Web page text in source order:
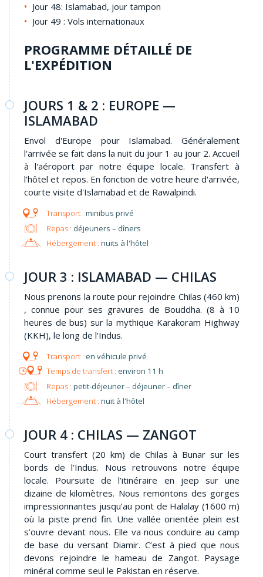
Jour 48: Islamabad, jour tampon
Jour 49 : Vols internationaux
PROGRAMME DÉTAILLÉ DE
L'EXPÉDITION
JOURS 1 & 2 : EUROPE —
ISLAMABAD
Envol d'Europe pour Islamabad. Généralement
l'arrivée se fait dans la nuit du jour 1 au jour 2. Accueil
à l'aéroport par notre équipe locale. Transfert à
l'hôtel et repos. En fonction de votre heure d'arrivée,
courte visite d'Islamabad et de Rawalpindi.
minibus privé
Repas : déjeuners – dîners
Hébergement : nuits à l'hôtel
JOUR 3 : ISLAMABAD — CHILAS
Nous prenons la route pour rejoindre Chilas (460 km)
, connue pour ses gravures de Bouddha. (8 à 10
heures de bus) sur la mythique Karakoram Highway
(KKH), le long de l’Indus.
en véhicule privé
environ 11 h
Repas : petit-déjeuner – déjeuner – dîner
Hébergement : nuit à l'hôtel
JOUR 4 : CHILAS — ZANGOT
Court transfert (20 km) de Chilas à Bunar sur les
bords de l’Indus. Nous retrouvons notre équipe
locale. Poursuite de l’itinéraire en jeep sur une
dizaine de kilomètres. Nous remontons des gorges
impressionnantes jusqu’au pont de Halalay (1600 m)
où la piste prend fin. Une vallée orientée plein est
s’ouvre devant nous. Elle va nous conduire au camp
de base du versant Diamir. C’est à pied que nous
devons rejoindre le hameau de Zangot. Paysage
minéral comme seul le Pakistan en réserve.